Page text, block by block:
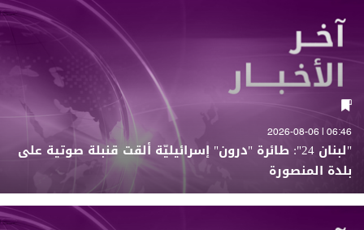
06:46 | 2026-08-06
"لبنان 24": طائرة "درون" إسرائيليّة ألقت قنبلة صوتية على
بلدة المنصورة